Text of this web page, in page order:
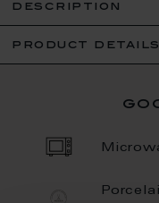
description
product details